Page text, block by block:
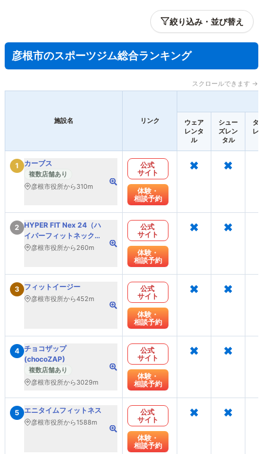
絞り込み・並び替え
彦根市のスポーツジム総合ランキング
スクロールできます →
施設名 リンク
ウェア
レンタ
ル
シュー
ズレン
タル
タ
レ
1 カーブス
複数店舗あり
彦根市役所から310m
公式
サイト
体験・
相談予約
× ×
2 HYPER FIT Nex 24（ハ
イパーフィットネックス
24）彦根市役所から260m
公式
サイト
体験・
相談予約
× ×
3 フィットイージー
彦根市役所から452m
公式
サイト
体験・
相談予約
× ×
4 チョコザップ
(chocoZAP)
複数店舗あり
彦根市役所から3029m
公式
サイト
体験・
相談予約
× ×
5 エニタイムフィットネス
彦根市役所から1588m
公式
サイト
体験・
相談予約
× ×